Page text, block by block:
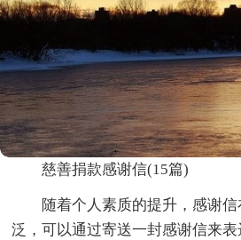
慈善捐款感谢信(15篇)
随着个人素质的提升，感谢
泛，可以通过寄送一封感谢信来